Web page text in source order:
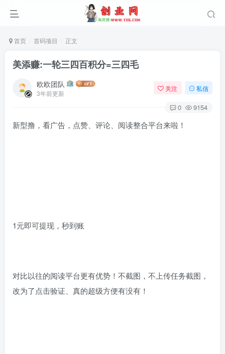
首页 首码项目 正文
美添赚:一轮三四百积分=三四毛
欧欧团队
3年前更新
关注 私信
0 9154
新型撸，看广告，点赞、评论、阅读整合平台来啦！
1元即可提现，秒到账
对比以往的阅读平台更有优势！不截图，不上传任务截图，
改为了点击验证、真的超级方便有没有！